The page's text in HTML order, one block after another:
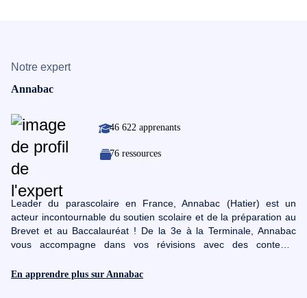
Notre expert
Annabac
46 622 apprenants
76 ressources
Leader du parascolaire en France, Annabac (Hatier) est un
acteur incontournable du soutien scolaire et de la préparation au
Brevet et au Baccalauréat ! De la 3e à la Terminale, Annabac
vous accompagne dans vos révisions avec des contenus
être conforme aux programmes scolaires de l'Education
En apprendre plus sur Annabac